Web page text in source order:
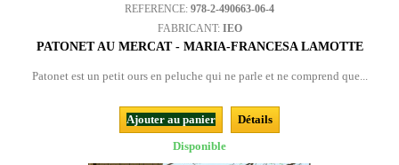
REFERENCE: 978-2-490663-06-4
FABRICANT: IEO
PATONET AU MERCAT - MARIA-FRANCESA LAMOTTE
Patonet est un petit ours en peluche qui ne parle et ne comprend que...
Ajouter au panier
Détails
Disponible